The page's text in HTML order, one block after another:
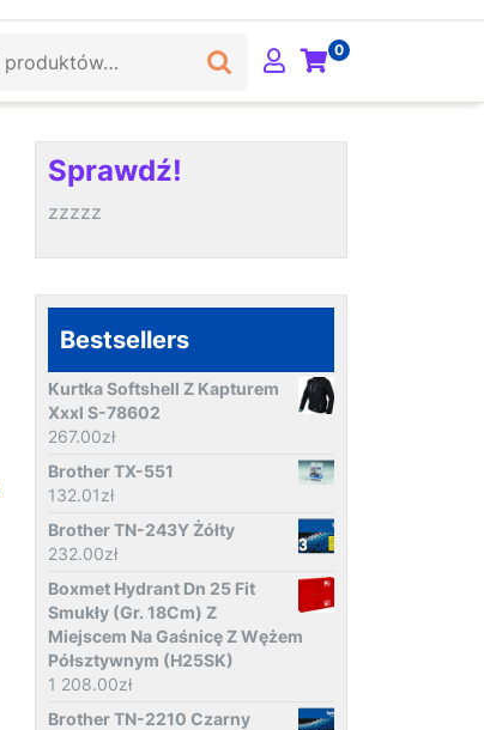
0
Sprawdź!
zzzzz
Bestsellers
Kurtka Softshell Z Kapturem
Xxxl S-78602
267.00zł
Brother TX-551
132.01zł
Brother TN-243Y Żółty
232.00zł
Boxmet Hydrant Dn 25 Fit
Smukły (Gr. 18Cm) Z
Miejscem Na Gaśnicę Z Wężem
Półsztywnym (H25SK)
1 208.00zł
Brother TN-2210 Czarny